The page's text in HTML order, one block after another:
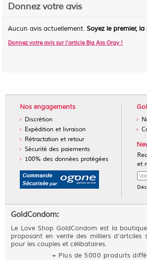
Donnez votre avis
Aucun avis actuellement. Soyez le premier,
Donnez votre avis sur l'article Big Ass Orgy !
Nos engagements
Discrétion
Expédition et livraison
Rétractation et retour
Sécurité des paiements
100% des données protégées
et
GoldCondom:
Le Love Shop GoldCondom est la
proposant en vente des milliers
pour les couples et célibataires.
Plus de 5000 produits